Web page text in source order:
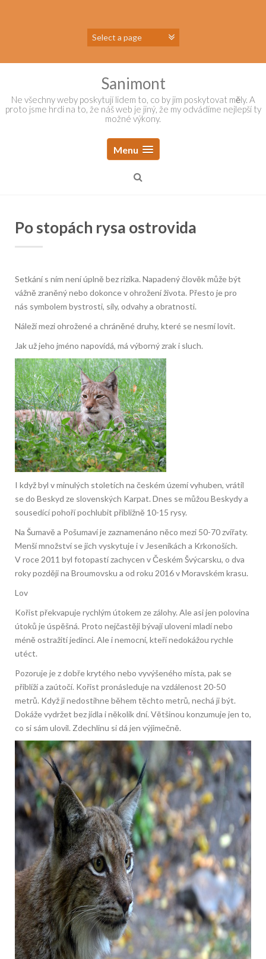
Sanimont
Ne všechny weby poskytují lidem to, co by jim poskytovat měly. A
proto jsme hrdi na to, že náš web je jiný, že my odvádíme nejlepší ty
možné výkony.
Menu
Po stopách rysa ostrovida
Setkání s ním není úplně bez rizika. Napadený člověk může být
vážně zraněný nebo dokonce v ohrožení života. Přesto je pro
nás symbolem bystrosti, síly, odvahy a obratnosti.
Náleží mezi ohrožené a chráněné druhy, které se nesmí lovit.
Jak už jeho jméno napovídá, má výborný zrak i sluch.
I když byl v minulých stoletích na českém území vyhuben, vrátil
se do Beskyd ze slovenských Karpat. Dnes se můžou Beskydy a
sousedící pohoří pochlubit přibližně 10-15 rysy.
Na Šumavě a Pošumaví je zaznamenáno něco mezi 50-70 zvířaty.
Menší množství se jich vyskytuje i v Jeseníkách a Krkonoších.
V roce 2011 byl fotopastí zachycen v Českém Švýcarsku, o dva
roky později na Broumovsku a od roku 2016 v Moravském krasu.
Lov
Kořist překvapuje rychlým útokem ze zálohy. Ale asi jen polovina
útoků je úspěšná. Proto nejčastěji bývají uloveni mladí nebo
méně ostražití jedinci. Ale i nemocní, kteří nedokážou rychle
utéct.
Pozoruje je z dobře krytého nebo vyvýšeného místa, pak se
přiblíží a zaútočí. Kořist pronásleduje na vzdálenost 20-50
metrů. Když ji nedostihne během těchto metrů, nechá ji být.
Dokáže vydržet bez jídla i několik dní. Většinou konzumuje jen to,
co si sám ulovil. Zdechlinu si dá jen výjimečně.